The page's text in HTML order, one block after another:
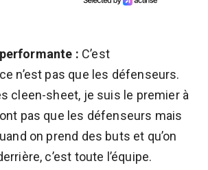
: C’est
n’est pas que les défenseurs.
cleen-sheet, je suis le premier à
pas que les défenseurs mais
on prend des buts et qu’on
c’est toute l’équipe.